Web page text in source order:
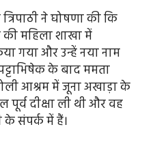
ने घोषणा की कि
महिला शाखा में
गया और उन्हें नया नाम
के बाद ममता
आश्रम में जूना अखाड़ा के
पूर्व दीक्षा ली थी और वह
के संपर्क में हैं।